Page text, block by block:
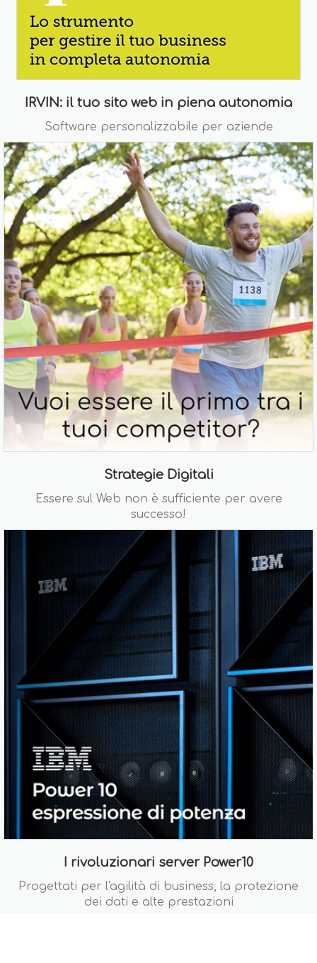
IRVIN: il tuo sito web in piena autonomia
Software personalizzabile per aziende
Strategie Digitali
Essere sul Web non è sufficiente per avere
successo!
I rivoluzionari server Power10
Progettati per l'agilità di business, la protezione
dei dati e alte prestazioni